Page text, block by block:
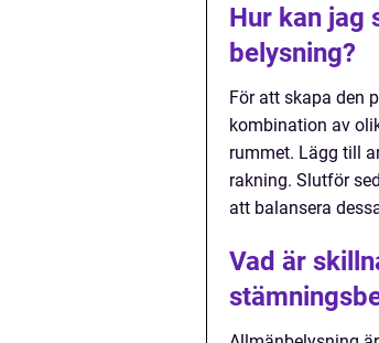
Hur kan jag
belysning?
För att skapa den
kombination av
rummet. Lägg till
rakning. Slutför
att balansera
Vad är